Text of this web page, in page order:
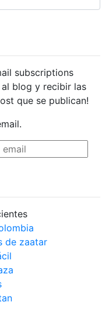
subscriptions
blog y recibir las
que se publican!
de zaatar